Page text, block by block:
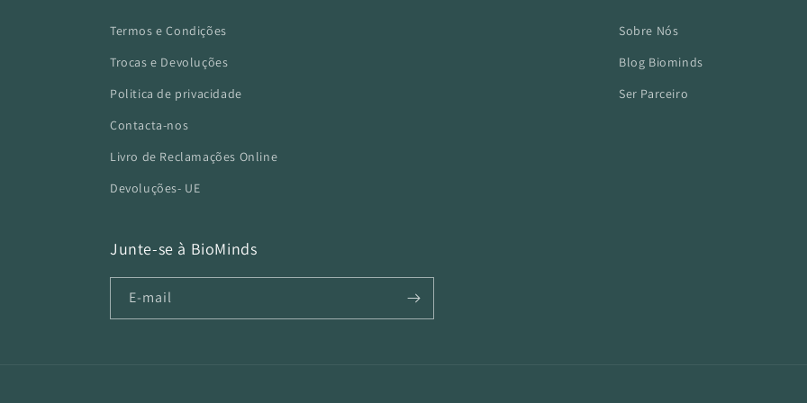
Termos e Condições
Trocas e Devoluções
Politica de privacidade
Contacta-nos
Livro de Reclamações Online
Devoluções- UE
Sobre Nós
Blog Biominds
Ser Parceiro
Junte-se à BioMinds
E-mail